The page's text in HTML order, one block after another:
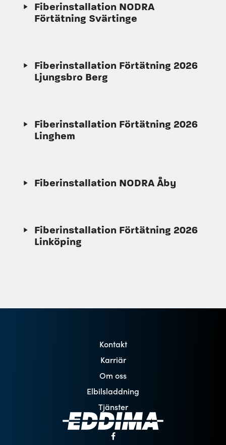
Fiberinstallation NODRA
Förtätning Svärtinge
Fiberinstallation Förtätning 2026
Ljungsbro Berg
Fiberinstallation Förtätning 2026
Linghem
Fiberinstallation NODRA Åby
Fiberinstallation Förtätning 2026
Linköping
Kontakt
Karriär
Om oss
Elbilsladdning
Tjänster